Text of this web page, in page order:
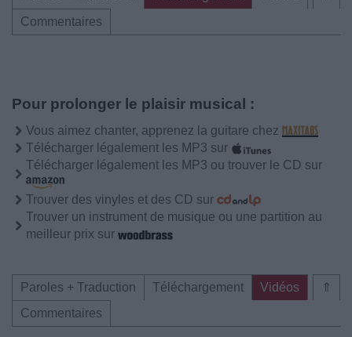
Commentaires
Pour prolonger le plaisir musical :
Vous aimez chanter, apprenez la guitare chez
Télécharger légalement les MP3 sur
Télécharger légalement les MP3 ou trouver le CD sur
Trouver des vinyles et des CD sur
Trouver un instrument de musique ou une partition au
meilleur prix sur
⇑
Paroles + Traduction Téléchargement
Vidéos
Commentaires